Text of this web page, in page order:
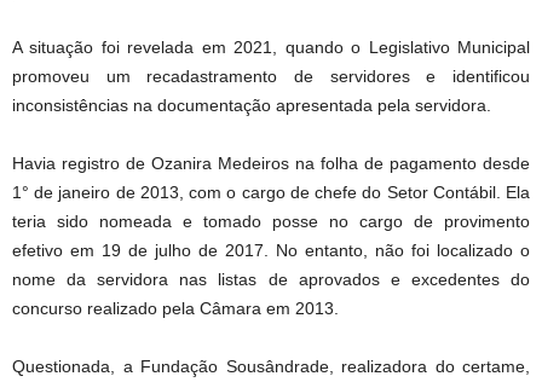
A situação foi revelada em 2021, quando o Legislativo Municipal
promoveu um recadastramento de servidores e identificou
inconsistências na documentação apresentada pela servidora.
Havia registro de Ozanira Medeiros na folha de pagamento desde
1° de janeiro de 2013, com o cargo de chefe do Setor Contábil. Ela
teria sido nomeada e tomado posse no cargo de provimento
efetivo em 19 de julho de 2017. No entanto, não foi localizado o
nome da servidora nas listas de aprovados e excedentes do
concurso realizado pela Câmara em 2013.
Questionada, a Fundação Sousândrade, realizadora do certame,